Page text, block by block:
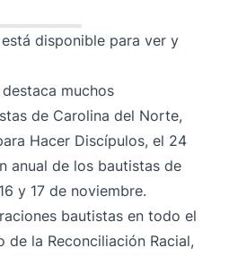
disponible para ver y
muchos
de Carolina del Norte,
Hacer Discípulos, el 24
anual de los bautistas de
y 17 de noviembre.
bautistas en todo el
de la Reconciliación Racial,